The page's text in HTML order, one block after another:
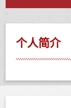
个人简介